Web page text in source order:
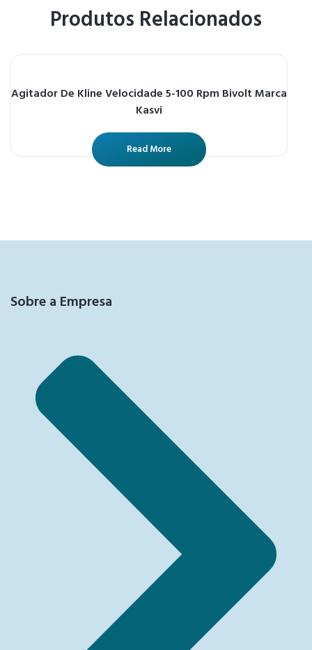
Produtos Relacionados
Agitador De Kline Velocidade 5-100 Rpm Bivolt Marca
Kasvi
Read More
Sobre a Empresa